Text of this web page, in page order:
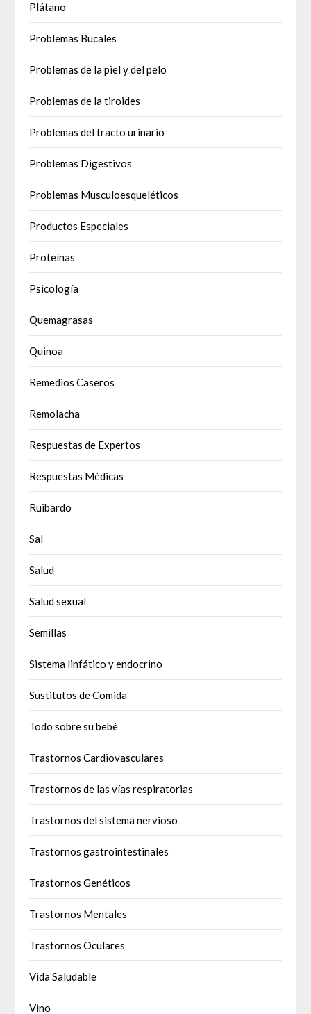
Plátano
Problemas Bucales
Problemas de la piel y del pelo
Problemas de la tiroides
Problemas del tracto urinario
Problemas Digestivos
Problemas Musculoesqueléticos
Productos Especiales
Proteínas
Psicología
Quemagrasas
Quinoa
Remedios Caseros
Remolacha
Respuestas de Expertos
Respuestas Médicas
Ruibardo
Sal
Salud
Salud sexual
Semillas
Sistema linfático y endocrino
Sustitutos de Comida
Todo sobre su bebé
Trastornos Cardiovasculares
Trastornos de las vías respiratorias
Trastornos del sistema nervioso
Trastornos gastrointestinales
Trastornos Genéticos
Trastornos Mentales
Trastornos Oculares
Vida Saludable
Vino